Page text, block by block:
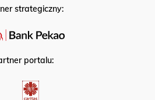
strategiczny:
portalu: